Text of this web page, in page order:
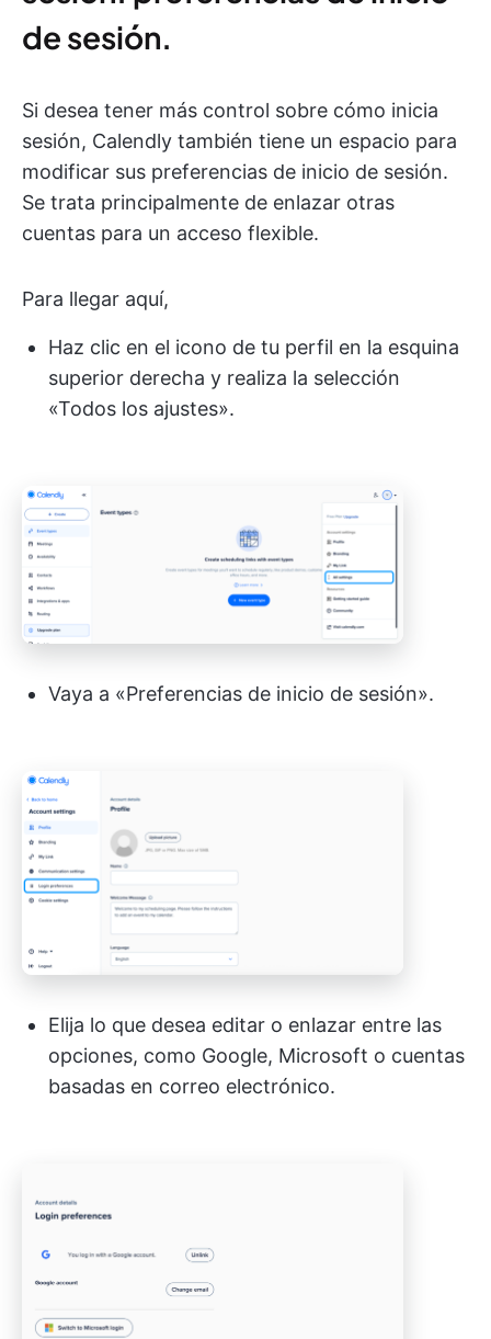
de sesión.
Si desea tener más control sobre cómo inicia
sesión, Calendly también tiene un espacio para
modificar sus preferencias de inicio de sesión.
Se trata principalmente de enlazar otras
cuentas para un acceso flexible.
Para llegar aquí,
Haz clic en el icono de tu perfil en la esquina
superior derecha y realiza la selección
«Todos los ajustes».
Vaya a «Preferencias de inicio de sesión».
Elija lo que desea editar o enlazar entre las
opciones, como Google, Microsoft o cuentas
basadas en correo electrónico.